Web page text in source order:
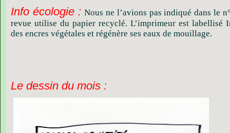
Info écologie :Nous ne l’avions pas indiqué dans le
revue utilise du papier recyclé. L’imprimeur est
des encres végétales et régénère ses eaux de mouillage.
Le dessin du mois :